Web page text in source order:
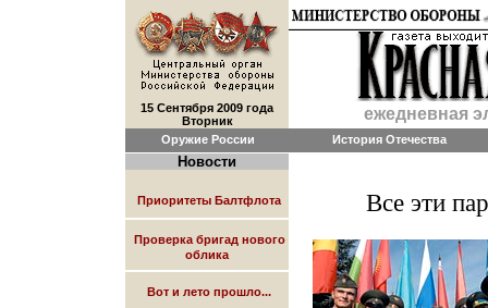
15 Сентября 2009 года
Вторник
ежедневная
Оружие России История Отечества
Новости
Приоритеты Балтфлота
Проверка бригад нового
облика
Вот и лето прошло...
Все эти